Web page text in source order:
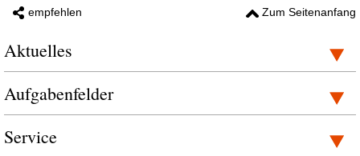
empfehlen Zum Seitenanfang
Aktuelles
Aufgabenfelder
Service